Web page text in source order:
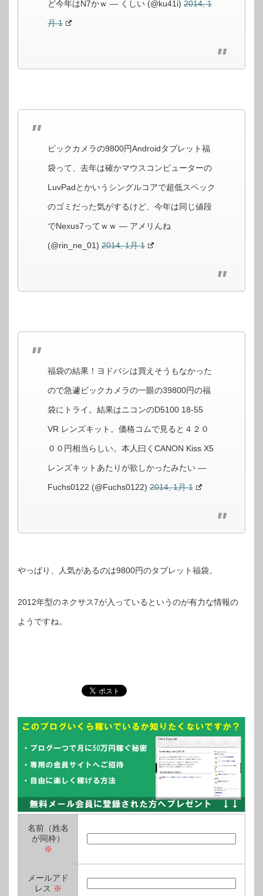
ど今年はN7かｗ — くしい (@ku41i) 2014, 1
月 1
ビックカメラの9800円Androidタブレット福
袋って、去年は確かマウスコンピューターの
LuvPadとかいうシングルコアで超低スペック
のゴミだった気がするけど、今年は同じ値段
でNexus7ってｗｗ — アメリんね
(@rin_ne_01) 2014, 1月 1
福袋の結果！ヨドバシは買えそうもなかった
ので急遽ビックカメラの一眼の39800円の福
袋にトライ。結果はニコンのD5100 18-55
VR レンズキット。価格コムで見ると４２０
００円相当らしい。本人曰くCANON Kiss X5
レンズキットあたりが欲しかったみたい —
Fuchs0122 (@Fuchs0122) 2014, 1月 1
やっぱり、人気があるのは9800円のタブレット福袋。
2012年型のネクサス7が入っているというのが有力な情報の
ようですね。
名前（姓名
が同枠）
※
メールアド
レス ※